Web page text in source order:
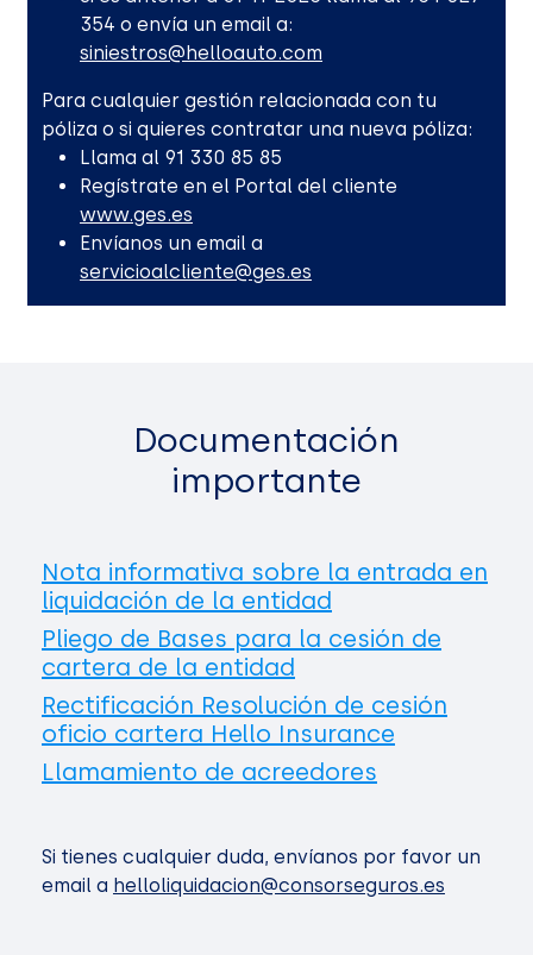
354 o envía un email a:
siniestros@helloauto.com
Para cualquier gestión relacionada con tu
póliza o si quieres contratar una nueva póliza:
Llama al 91 330 85 85
Regístrate en el Portal del cliente
www.ges.es
Envíanos un email a
servicioalcliente@ges.es
Documentación
importante
Nota informativa sobre la entrada en
liquidación de la entidad
Pliego de Bases para la cesión de
cartera de la entidad
Rectificación Resolución de cesión
oficio cartera Hello Insurance
Llamamiento de acreedores
Si tienes cualquier duda, envíanos por favor un
email a helloliquidacion@consorseguros.es